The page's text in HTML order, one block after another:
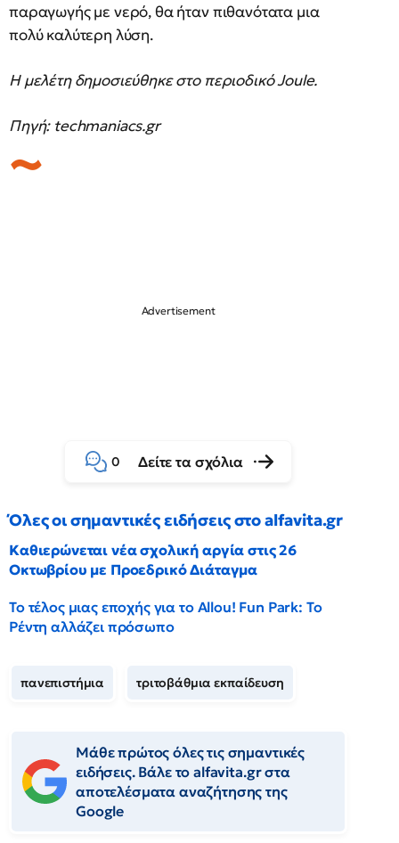
παραγωγής με νερό, θα ήταν πιθανότατα μια
πολύ καλύτερη λύση.
Η μελέτη δημοσιεύθηκε στο περιοδικό Joule.
Πηγή: techmaniacs.gr
0 Δείτε τα σχόλια
Όλες οι σημαντικές ειδήσεις στο alfavita.gr
Καθιερώνεται νέα σχολική αργία στις 26
Οκτωβρίου με Προεδρικό Διάταγμα
Το τέλος μιας εποχής για το Allou! Fun Park: Το
Ρέντη αλλάζει πρόσωπο
πανεπιστήμια τριτοβάθμια εκπαίδευση
Μάθε πρώτος όλες τις σημαντικές
ειδήσεις. Βάλε το alfavita.gr στα
αποτελέσματα αναζήτησης της
Google